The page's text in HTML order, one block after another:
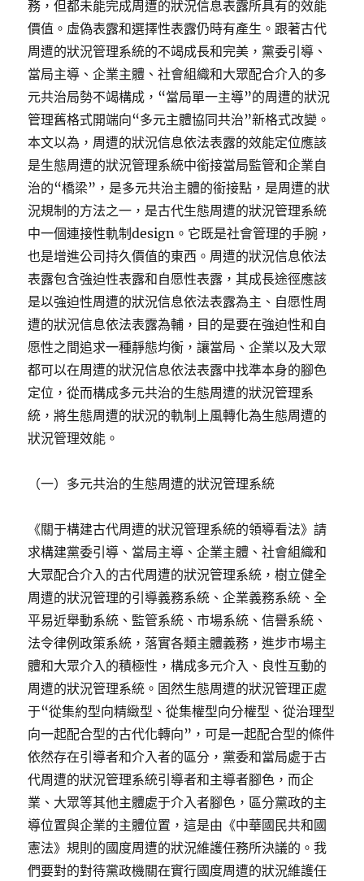
務，但都未能完成周遭的狀況信息表露所具有的效能
價值。虛偽表露和選擇性表露仍時有產生。跟著古代
周遭的狀況管理系統的不竭成長和完美，黨委引導、
當局主導、企業主體、社會組織和大眾配合介入的多
元共治局勢不竭構成，“當局單一主導”的周遭的狀況
管理舊格式開端向“多元主體協同共治”新格式改變。
本文以為，周遭的狀況信息依法表露的效能定位應該
是生態周遭的狀況管理系統中銜接當局監管和企業自
治的“橋梁”，是多元共治主體的銜接點，是周遭的狀
況規制的方法之一，是古代生態周遭的狀況管理系統
中一個連接性軌制design。它既是社會管理的手腕，
也是增進公司持久價值的東西。周遭的狀況信息依法
表露包含強迫性表露和自愿性表露，其成長途徑應該
是以強迫性周遭的狀況信息依法表露為主、自愿性周
遭的狀況信息依法表露為輔，目的是要在強迫性和自
愿性之間追求一種靜態均衡，讓當局、企業以及大眾
都可以在周遭的狀況信息依法表露中找準本身的腳色
定位，從而構成多元共治的生態周遭的狀況管理系
統，將生態周遭的狀況的軌制上風轉化為生態周遭的
狀況管理效能。
（一）多元共治的生態周遭的狀況管理系統
《關于構建古代周遭的狀況管理系統的領導看法》請
求構建黨委引導、當局主導、企業主體、社會組織和
大眾配合介入的古代周遭的狀況管理系統，樹立健全
周遭的狀況管理的引導義務系統、企業義務系統、全
平易近舉動系統、監管系統、市場系統、信譽系統、
法令律例政策系統，落實各類主體義務，進步市場主
體和大眾介入的積極性，構成多元介入、良性互動的
周遭的狀況管理系統。固然生態周遭的狀況管理正處
于“從集約型向精緻型、從集權型向分權型、從治理型
向一起配合型的古代化轉向”，可是一起配合型的條件
依然存在引導者和介入者的區分，黨委和當局處于古
代周遭的狀況管理系統引導者和主導者腳色，而企
業、大眾等其他主體處于介入者腳色，區分黨政的主
導位置與企業的主體位置，這是由《中華國民共和國
憲法》規則的國度周遭的狀況維護任務所決議的。我
們要對的對待黨政機關在實行國度周遭的狀況維護任